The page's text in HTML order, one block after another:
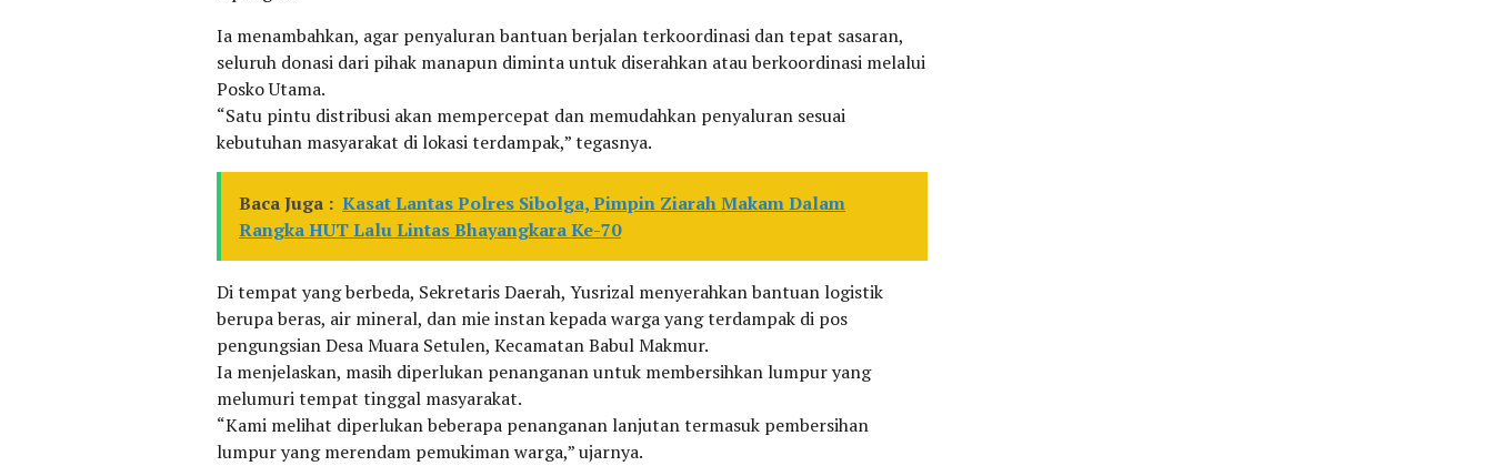
Ia menambahkan, agar penyaluran bantuan berjalan terkoordinasi dan tepat sasaran,
seluruh donasi dari pihak manapun diminta untuk diserahkan atau berkoordinasi melalui
Posko Utama.
“Satu pintu distribusi akan mempercepat dan memudahkan penyaluran sesuai
kebutuhan masyarakat di lokasi terdampak,” tegasnya.
Baca Juga : Kasat Lantas Polres Sibolga, Pimpin Ziarah Makam Dalam
Rangka HUT Lalu Lintas Bhayangkara Ke-70
Di tempat yang berbeda, Sekretaris Daerah, Yusrizal menyerahkan bantuan logistik
berupa beras, air mineral, dan mie instan kepada warga yang terdampak di pos
pengungsian Desa Muara Setulen, Kecamatan Babul Makmur.
Ia menjelaskan, masih diperlukan penanganan untuk membersihkan lumpur yang
melumuri tempat tinggal masyarakat.
“Kami melihat diperlukan beberapa penanganan lanjutan termasuk pembersihan
lumpur yang merendam pemukiman warga,” ujarnya.